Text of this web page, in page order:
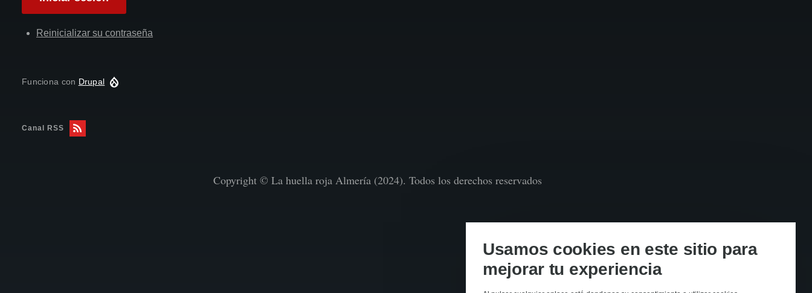
Reinicializar su contraseña
Funciona con Drupal
Canal RSS
Copyright © La huella roja Almería (2024). Todos los derechos reservados
Usamos cookies en este sitio para
mejorar tu experiencia